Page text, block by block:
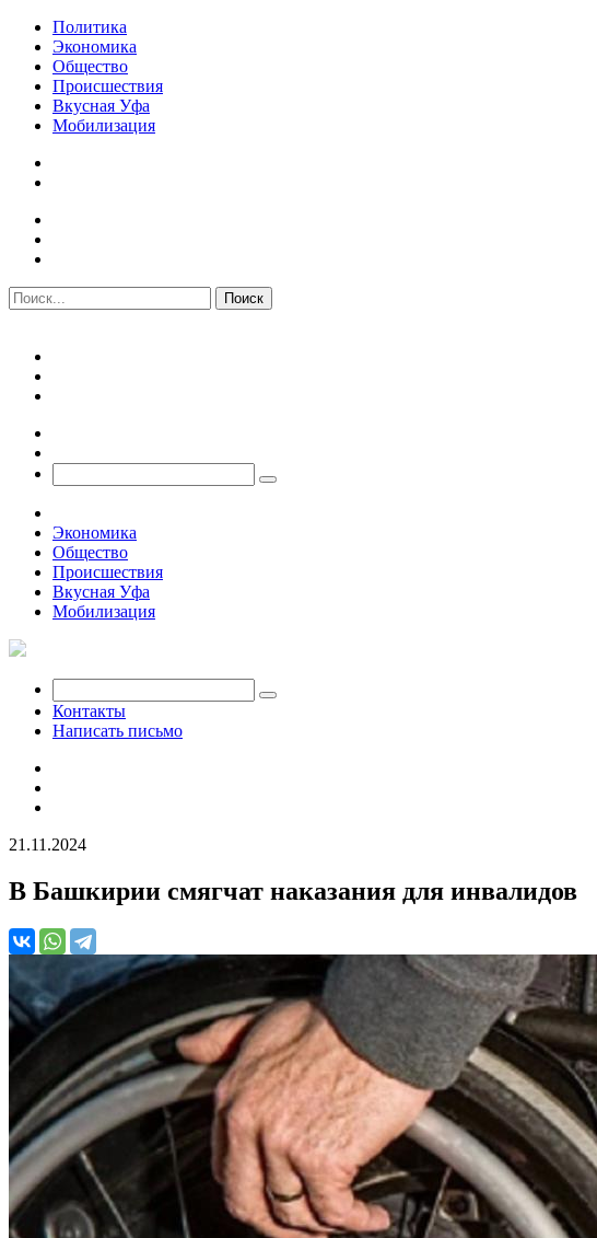
Политика
Экономика
Общество
Происшествия
Вкусная Уфа
Мобилизация
Экономика
Общество
Происшествия
Вкусная Уфа
Мобилизация
Контакты
Написать письмо
21.11.2024
В Башкирии смягчат наказания для инвалидов